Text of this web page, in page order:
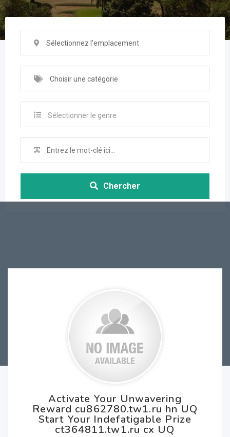
Sélectionnez l'emplacement
Choisir une catégorie
Sélectionner le genre
Chercher
Activate Your Unwavering
Reward cu862780.tw1.ru hn UQ
Start Your Indefatigable Prize
ct364811.tw1.ru cx UQ